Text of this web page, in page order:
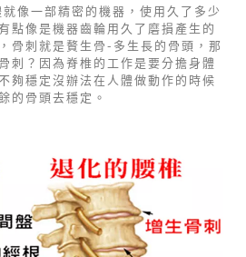
像一部精密的機器，使用久了多少
點像是機器齒輪用久了磨損產生的
骨刺就是贅生骨-多生長的骨頭，那
刺？因為脊椎的工作是要分擔身體
夠穩定沒辦法在人體做動作的時候
的骨頭去穩定。